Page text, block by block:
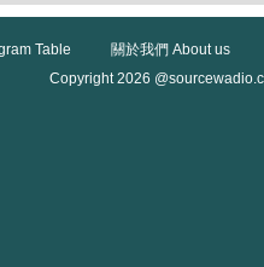
Table
關於我們 About us
Copyright 2026